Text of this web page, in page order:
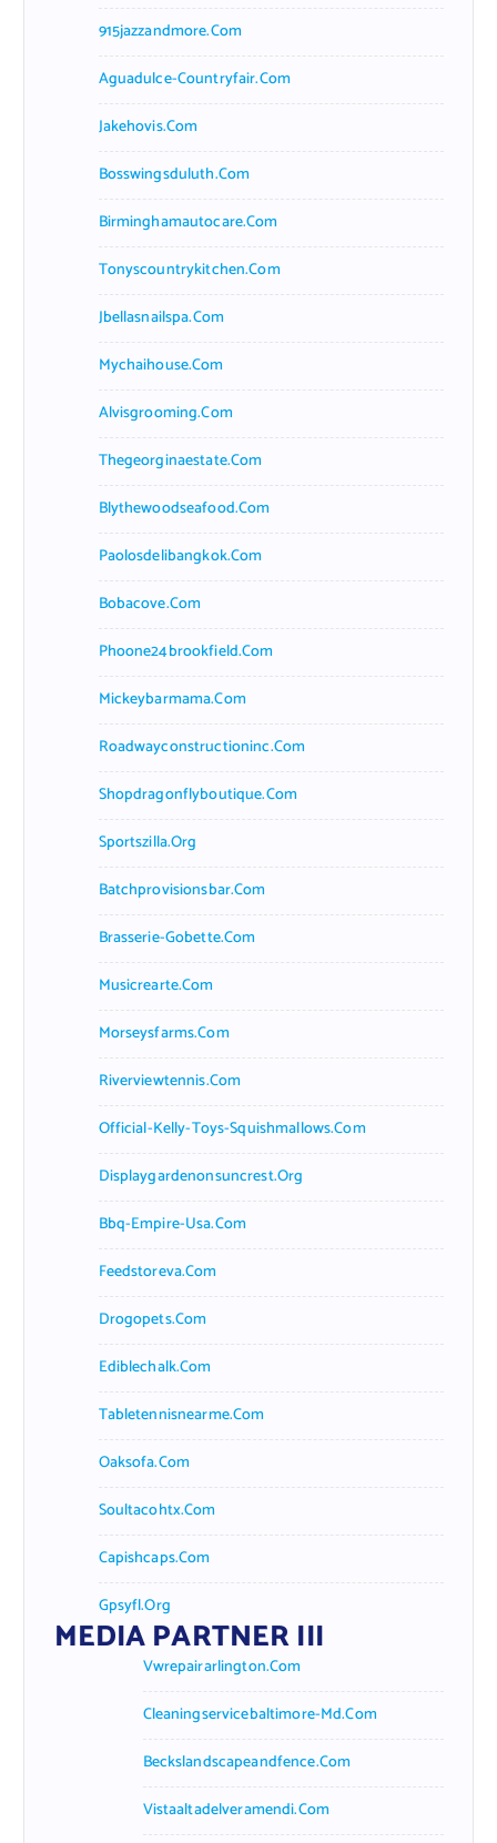
915jazzandmore.com
Aguadulce-Countryfair.com
Jakehovis.com
Bosswingsduluth.com
Birminghamautocare.com
Tonyscountrykitchen.com
Jbellasnailspa.com
Mychaihouse.com
Alvisgrooming.com
Thegeorginaestate.com
Blythewoodseafood.com
Paolosdelibangkok.com
Bobacove.com
Phoone24brookfield.com
Mickeybarmama.com
Roadwayconstructioninc.com
Shopdragonflyboutique.com
Sportszilla.org
Batchprovisionsbar.com
Brasserie-Gobette.com
Musicrearte.com
Morseysfarms.com
Riverviewtennis.com
Official-Kelly-Toys-Squishmallows.com
Displaygardenonsuncrest.org
Bbq-Empire-Usa.com
Feedstoreva.com
Drogopets.com
Ediblechalk.com
Tabletennisnearme.com
Oaksofa.com
Soultacohtx.com
Capishcaps.com
Gpsyfl.org
MEDIA PARTNER III
Vwrepairarlington.com
Cleaningservicebaltimore-Md.com
Beckslandscapeandfence.com
Vistaaltadelveramendi.com